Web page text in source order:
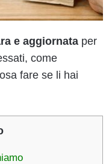
e aggiornata per
come
fare se li hai